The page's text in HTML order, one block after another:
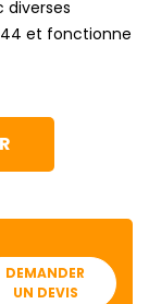
diverses
et fonctionne
DEMANDER
UN DEVIS